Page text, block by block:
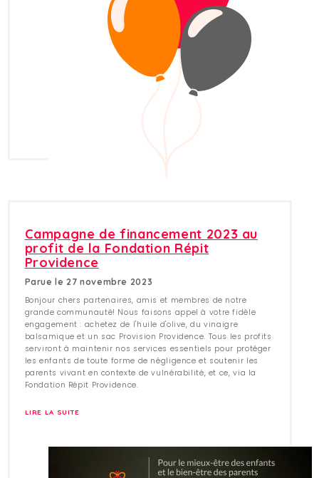
Campagne de financement 2023 au
profit de la Fondation Répit
Providence
Parue le 27 novembre 2023
Bonjour chers partenaires, amis et membres de notre
grande communauté! Nous faisons appel à votre fidèle
engagement : achetez de l'huile d'olive, du vinaigre
balsamique et un sac Provision Providence. Tous les profits
serviront à maintenir nos services essentiels pour protéger
les enfants de toute forme de négligence et soutenir les
parents vivant en contexte de vulnérabilité, et ce, via la
Fondation Répit Providence.
LIRE LA SUITE